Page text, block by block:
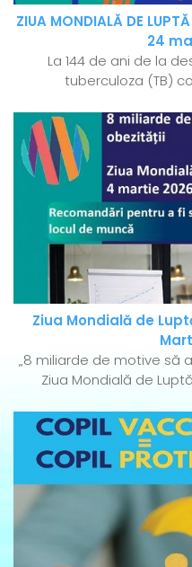
ZIUA MONDIALĂ DE
24
La 144 de ani de la
tuberculoza (TB)
Ziua Mondială de
„8 miliarde de motive să
Ziua Mondială de